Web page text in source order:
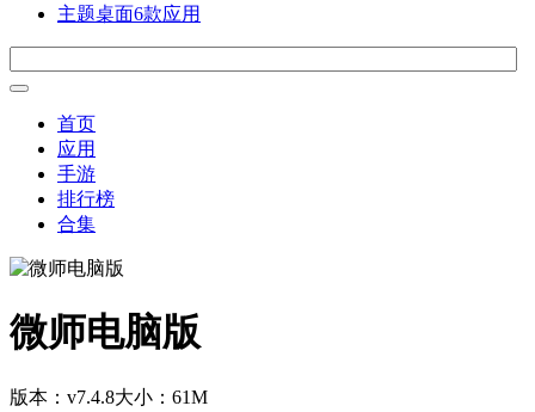
主题桌面6款应用
首页
应用
手游
排行榜
合集
微师电脑版
版本：v7.4.8大小：61M